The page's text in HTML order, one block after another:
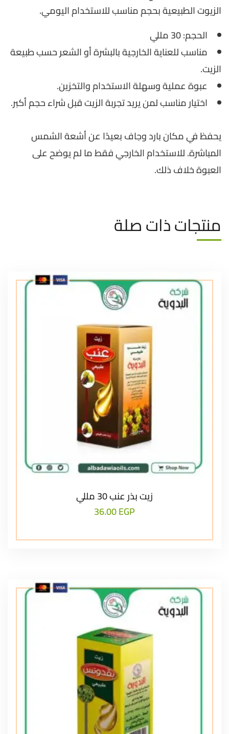
الزيوت الطبيعية بحجم مناسب للاستخدام اليومي.
الحجم: 30 مللي
مناسب للعناية الخارجية بالبشرة أو الشعر حسب طبيعة
الزيت.
عبوة عملية وسهلة الاستخدام والتخزين.
اختيار مناسب لمن يريد تجربة الزيت قبل شراء حجم أكبر.
يحفظ في مكان بارد وجاف بعيدًا عن أشعة الشمس
المباشرة. للاستخدام الخارجي فقط ما لم يوضح على
العبوة خلاف ذلك.
منتجات ذات صلة
زيت بذر عنب 30 مللي
36.00EGP